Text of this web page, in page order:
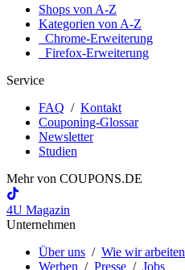
Shops von A-Z
Kategorien von A-Z
Chrome-Erweiterung
Firefox-Erweiterung
Service
FAQ / Kontakt
Couponing-Glossar
Newsletter
Studien
Mehr von COUPONS.DE
4U Magazin
Unternehmen
Über uns / Wie wir arbeiten
Werben / Presse / Jobs